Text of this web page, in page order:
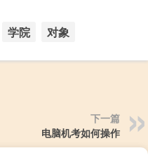
学院 对象
下一篇
电脑机考如何操作